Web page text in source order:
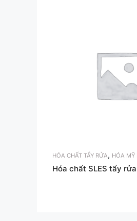
HÓA CHẤT TẨY RỬA, HÓA MỸ
Hóa chất SLES tẩy rửa